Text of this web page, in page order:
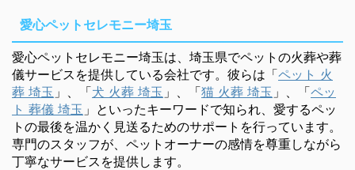
愛心ペットセレモニー埼玉
愛心ペットセレモニー埼玉は、埼玉県でペットの火葬や葬
儀サービスを提供している会社です。彼らは「ペット 火
葬 埼玉 」、「犬 火葬 埼玉 」、「猫 火葬 埼玉 」、「ペッ
ト 葬儀 埼玉 」といったキーワードで知られ、愛するペッ
トの最後を温かく見送るためのサポートを行っています。
専門のスタッフが、ペットオーナーの感情を尊重しながら
丁寧なサービスを提供します。